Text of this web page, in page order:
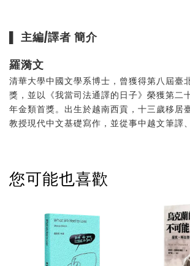
▌ 主編/譯者 簡介
羅漪文
清華大學中國文學系博士，曾獲得第八屆臺
獎，並以《我當司法通譯的日子》榮獲第二
年金類首獎。出生於越南西貢，十三歲移居
教授現代中文基礎寫作，並從事中越文筆譯
您可能也喜歡